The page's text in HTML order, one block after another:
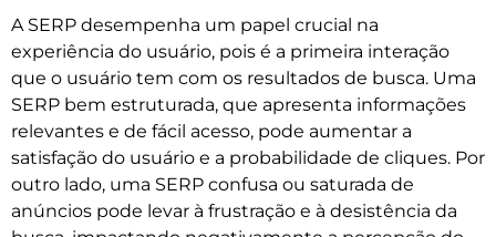
A SERP desempenha um papel crucial na
experiência do usuário, pois é a primeira interação
que o usuário tem com os resultados de busca. Uma
SERP bem estruturada, que apresenta informações
relevantes e de fácil acesso, pode aumentar a
satisfação do usuário e a probabilidade de cliques. Por
outro lado, uma SERP confusa ou saturada de
anúncios pode levar à frustração e à desistência da